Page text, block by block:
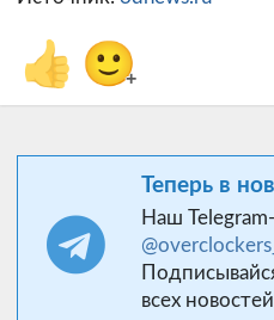
👍 🙂+
Теперь в
Наш
всех